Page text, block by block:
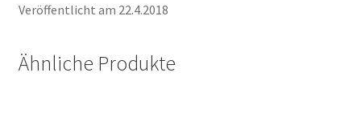
Veröffentlicht am 22.4.2018
Ähnliche Produkte